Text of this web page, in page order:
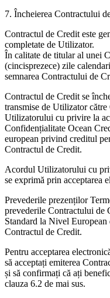
7. Încheierea Contractului
Contractul de Credit este
completate de Utilizator.
În calitate de titular al unei
(cincisprezece) zile
semnarea Contractului de
Contractul de Credit se
transmise de Utilizator
Utilizatorului cu privire la
Confidențialitate Ocean
european privind creditul
Contractul de Credit.
Acordul Utilizatorului cu
se exprimă prin acceptarea
Prevederile prezenților
prevederile Contractului de
Standard la Nivel
Contractul de Credit.
Pentru acceptarea
să acceptați emiterea
și să confirmați că ați
clauza 6.2 de mai sus.